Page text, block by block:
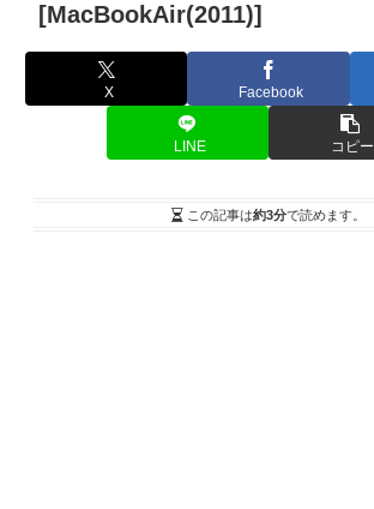
[MacBookAir(2011)]
X Facebook
LINE コピー
この記事は約3分で読めます。